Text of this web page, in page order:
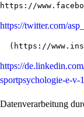
https://
https://twitter.com/
  (
https://
https://
sportpsychologie-e-v-
Datenverarbeitung